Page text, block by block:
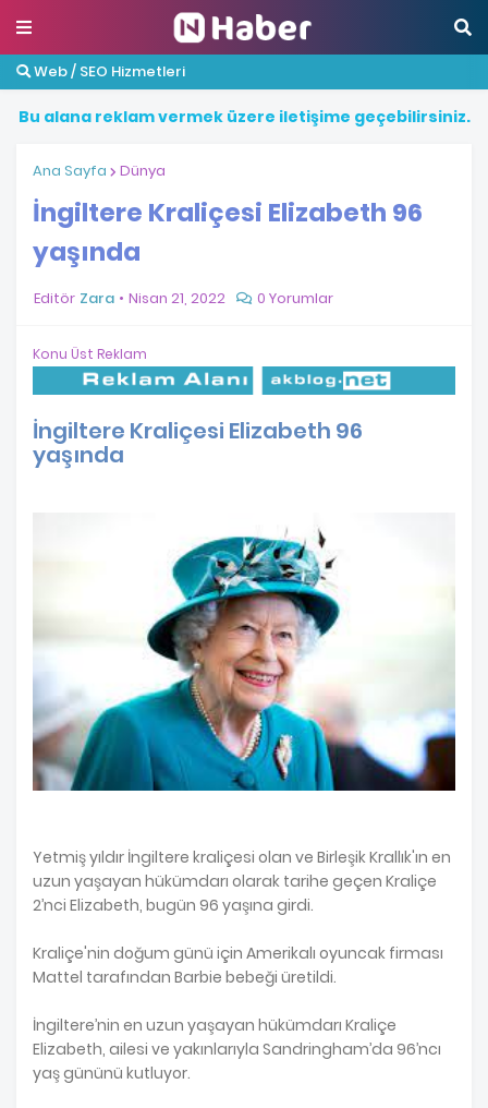
Web / SEO Hizmetleri
Bu alana reklamvermek üzere iletişime geçebilirsiniz.
Ana Sayfa Dünya
İngiltere Kraliçesi Elizabeth 96
yaşında
Editör Zara Nisan 21, 2022 0 Yorumlar
Konu Üst Reklam
İngiltere Kraliçesi Elizabeth 96
yaşında
Yetmiş yıldır İngiltere kraliçesi olan ve Birleşik Krallık'ın en
uzun yaşayan hükümdarı olarak tarihe geçen Kraliçe
2’nci Elizabeth, bugün 96 yaşına girdi.
Kraliçe'nin doğum günü için Amerikalı oyuncak firması
Mattel tarafından Barbie bebeği üretildi.
İngiltere’nin en uzun yaşayan hükümdarı Kraliçe
Elizabeth, ailesi ve yakınlarıyla Sandringham’da 96’ncı
yaş gününü kutluyor.